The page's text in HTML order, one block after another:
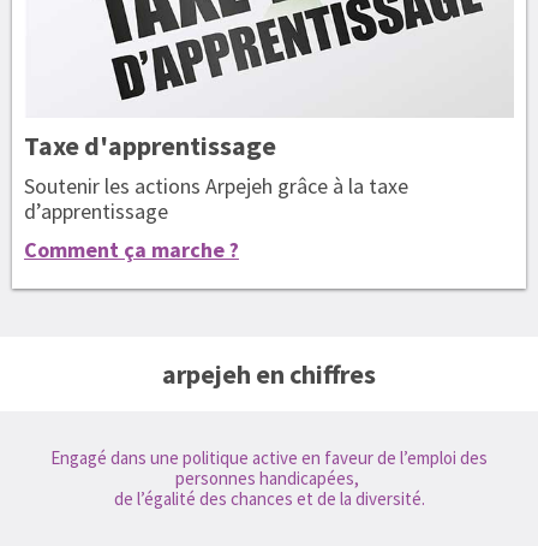
Taxed'apprentissage
Soutenir les actions Arpejeh grâce à la taxe
d’apprentissage
Comment ça marche ?
arpejeh en chiffres
Engagé dans une politique active en faveur de l’emploi des
personnes handicapées,
de l’égalité des chances et de la diversité.